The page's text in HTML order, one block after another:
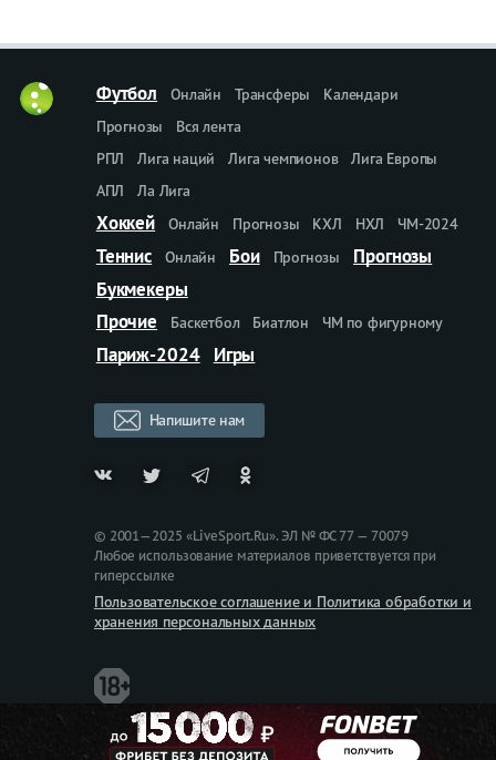
Футбол Онлайн Трансферы
Календари
Прогнозы
Вся лента
РПЛ
Лига наций Лига чемпионов
Лига Европы
АПЛ
Ла Лига
Хоккей Онлайн Прогнозы КХЛ НХЛ ЧМ-2024
Теннис Онлайн Бои Прогнозы
Прогнозы
Букмекеры
Прочие
Баскетбол Биатлон ЧМ по фигурному
Париж-2024 Игры
Напишите нам
© 2001—2025 «LiveSport.Ru». ЭЛ № ФС 77 — 70079
Любое использование материалов приветствуется при
гиперссылке
Пользовательское соглашение и Политика обработки и
хранения персональных данных